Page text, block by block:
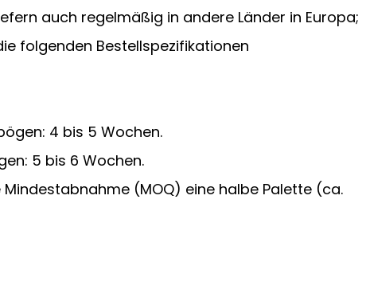
auch regelmäßig in andere Länder in Europa;
folgenden Bestellspezifikationen
4 bis 5 Wochen.
5 bis 6 Wochen.
(MOQ) eine halbe Palette (ca.